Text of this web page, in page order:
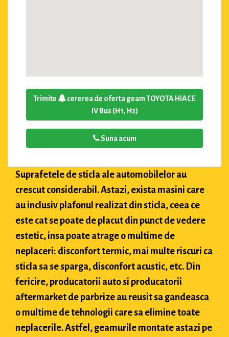
Trimite
cererea de oferta geam TOYOTA HIACE
IV Bus (H1, H2)
Suna acum
Suprafetele de sticla ale automobilelor au
crescut considerabil. Astazi, exista masini care
au inclusiv plafonul realizat din sticla, ceea ce
este cat se poate de placut din punct de vedere
estetic, insa poate atrage o multime de
neplaceri: disconfort termic, mai multe riscuri ca
sticla sa se sparga, disconfort acustic, etc. Din
fericire, producatorii auto si producatorii
aftermarket de parbrize au reusit sa gandeasca
o multime de tehnologii care sa elimine toate
neplacerile. Astfel, geamurile montate astazi pe